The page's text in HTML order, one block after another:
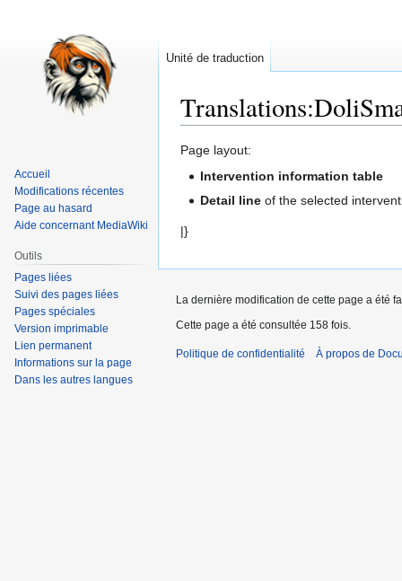
Translations:
Aller
navigation
Aller
recherche
Page layout:
Intervention information table
Detail line of the selected
|}
Unité de traduction
Accueil
Modifications récentes
Page au hasard
Aide concernant MediaWiki
Outils
Pages liées
Suivi des pages liées
Pages spéciales
Version imprimable
Lien permanent
Informations sur la page
Dans les autres langues
La dernière modification de cette page a été
Cette page a été consultée 158 fois.
Politique de confidentialité À propos de